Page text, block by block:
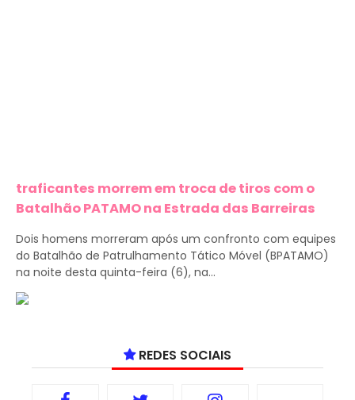
traficantes morrem em troca de tiros com o
Batalhão PATAMO na Estrada das Barreiras
Dois homens morreram após um confronto com equipes
do Batalhão de Patrulhamento Tático Móvel (BPATAMO)
na noite desta quinta-feira (6), na...
REDES SOCIAIS